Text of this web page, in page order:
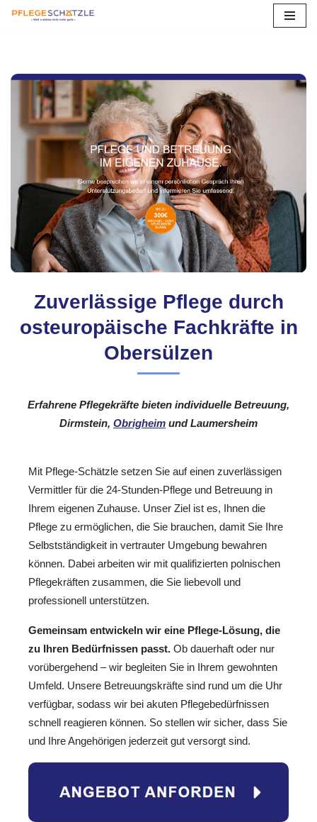
springen
Zuverlässige Pflege durch
osteuropäische Fachkräfte in
Obersülzen
Erfahrene Pflegekräfte bieten individuelle Betreuung,
Dirmstein, Obrigheim und Laumersheim
Mit Pflege-Schätzle setzen Sie auf einen zuverlässigen
Vermittler für die 24-Stunden-Pflege und Betreuung in
Ihrem eigenen Zuhause. Unser Ziel ist es, Ihnen die
Pflege zu ermöglichen, die Sie brauchen, damit Sie Ihre
Selbstständigkeit in vertrauter Umgebung bewahren
können. Dabei arbeiten wir mit qualifizierten polnischen
Pflegekräften zusammen, die Sie liebevoll und
professionell unterstützen.
Gemeinsam entwickeln wir eine Pflege-Lösung, die
zu Ihren Bedürfnissen passt. Ob dauerhaft oder nur
vorübergehend – wir begleiten Sie in Ihrem gewohnten
Umfeld. Unsere Betreuungskräfte sind rund um die Uhr
verfügbar, sodass wir bei akuten Pflegebedürfnissen
schnell reagieren können. So stellen wir sicher, dass Sie
und Ihre Angehörigen jederzeit gut versorgt sind.